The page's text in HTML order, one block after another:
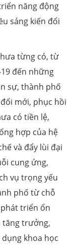
năng động
sáng kiến đổi
từng có, từ
đến những
sự, thành phố
mới, phục hồi
có tiền lệ,
hợp của hệ
và đẩy lùi đại
cung ứng,
vụ trọng yếu
phố từ chỗ
triển ổn
tăng trưởng,
khoa học